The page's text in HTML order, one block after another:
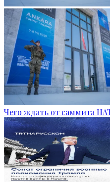
Чего ждать от саммита